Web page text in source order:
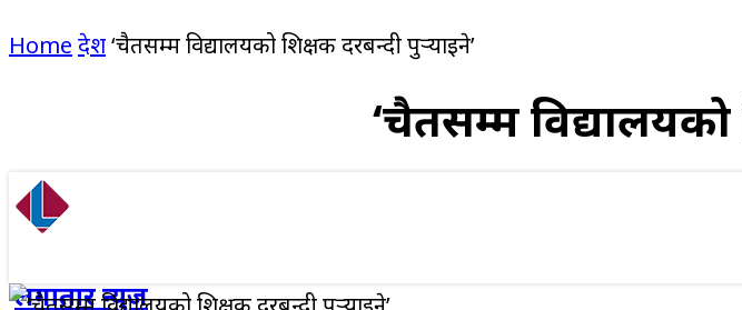
Home देश‘चैतसम्म विद्यालयको शिक्षक दरबन्दी पुर्‍याइने’
‘चैतसम्म विद्यालयको
लगातार न्युज